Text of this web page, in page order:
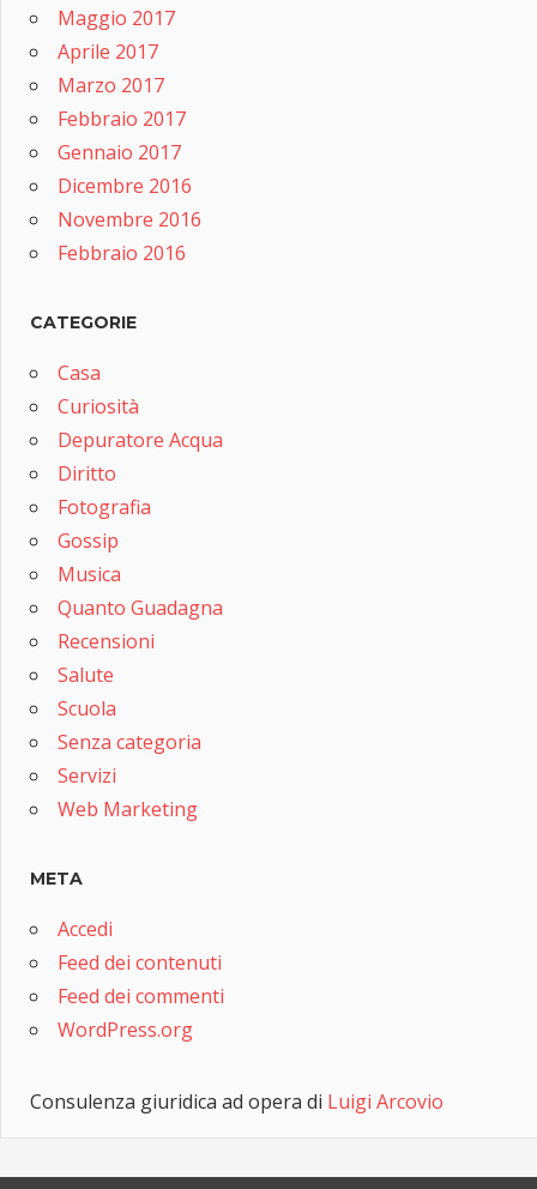
Maggio 2017
Aprile 2017
Marzo 2017
Febbraio 2017
Gennaio 2017
Dicembre 2016
Novembre 2016
Febbraio 2016
CATEGORIE
Casa
Curiosità
Depuratore Acqua
Diritto
Fotografia
Gossip
Musica
Quanto Guadagna
Recensioni
Salute
Scuola
Senza categoria
Servizi
Web Marketing
META
Accedi
Feed dei contenuti
Feed dei commenti
WordPress.org
Consulenza giuridica ad opera di Luigi Arcovio